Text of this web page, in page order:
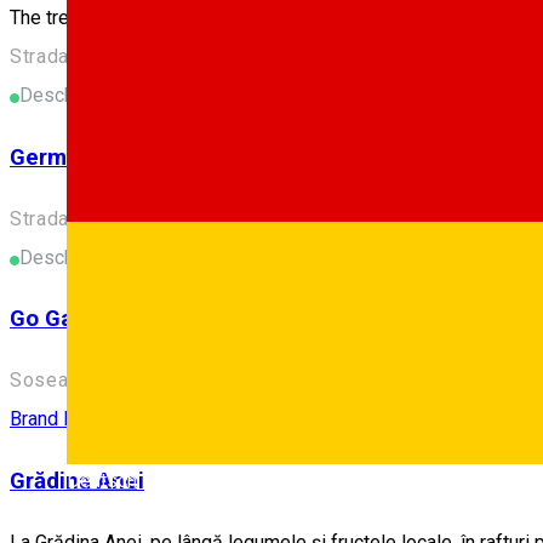
Deutsch
The trend of indoor living, outside!
Strada Ștefan cel Mare 193, Sibiu 550321, România
Deschis
German Market Place
Strada Sibiului 5, Șelimbăr 557260, România
Deschis
Go Garden
Soseaua Sibiului 5, Șelimbăr 557260, România
Brand local
Grădina Anei